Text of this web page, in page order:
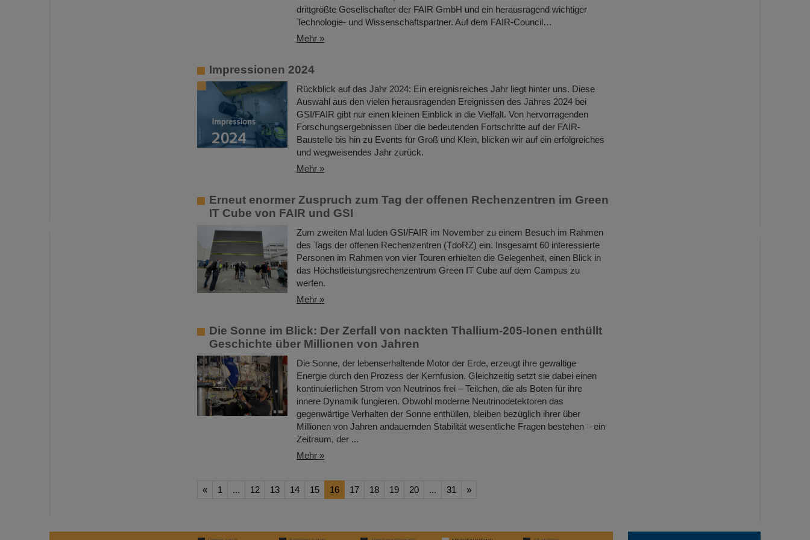
drittgrößte Gesellschafter der FAIR GmbH und ein herausragend wichtiger
Technologie- und Wissenschaftspartner. Auf dem FAIR-Council…
Mehr »
Impressionen 2024
Rückblick auf das Jahr 2024: Ein ereignisreiches Jahr liegt hinter uns. Diese
Auswahl aus den vielen herausragenden Ereignissen des Jahres 2024 bei
GSI/FAIR gibt nur einen kleinen Einblick in die Vielfalt. Von hervorragenden
Forschungsergebnissen über die bedeutenden Fortschritte auf der FAIR-
Baustelle bis hin zu Events für Groß und Klein, blicken wir auf ein erfolgreiches
und wegweisendes Jahr zurück.
Mehr »
Erneut enormer Zuspruch zum Tag der offenen Rechenzentren im Green
IT Cube von FAIR und GSI
Zum zweiten Mal luden GSI/FAIR im November zu einem Besuch im Rahmen
des Tags der offenen Rechenzentren (TdoRZ) ein. Insgesamt 60 interessierte
Personen im Rahmen von vier Touren erhielten die Gelegenheit, einen Blick in
das Höchstleistungsrechenzentrum Green IT Cube auf dem Campus zu
werfen.
Mehr »
Die Sonne im Blick: Der Zerfall von nackten Thallium-205-Ionen enthüllt
Geschichte über Millionen von Jahren
Die Sonne, der lebenserhaltende Motor der Erde, erzeugt ihre gewaltige
Energie durch den Prozess der Kernfusion. Gleichzeitig setzt sie dabei einen
kontinuierlichen Strom von Neutrinos frei – Teilchen, die als Boten für ihre
innere Dynamik fungieren. Obwohl moderne Neutrinodetektoren das
gegenwärtige Verhalten der Sonne enthüllen, bleiben bezüglich ihrer über
Millionen von Jahren andauernden Stabilität wesentliche Fragen bestehen – ein
Zeitraum, der ...
Mehr »
« 1 ... 12 13 14 15 16 17 18 19 20 ... 31 »